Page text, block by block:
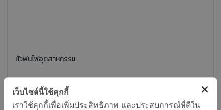
หัวพ่นไฟอุตสาหกรรม
ติดต่อทันที แชร์
เว็บไซต์นี้ใช้คุกกี้
เราใช้คุกกี้เพื่อเพิ่มประสิทธิภาพ และประสบการณ์ที่ดีใน